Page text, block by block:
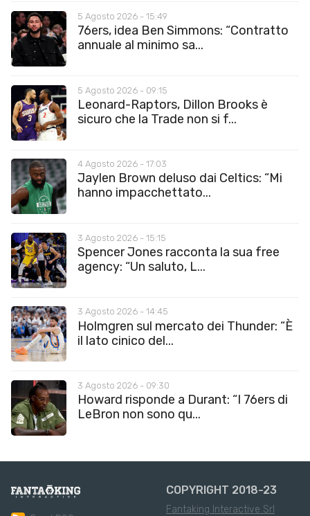
5 Agosto 2026 - 15:49
76ers, idea Ben Simmons: “Contratto
annuale al minimo sa...
5 Agosto 2026 - 09:15
Leonard-Raptors, Dillon Brooks è
sicuro che la Trade non si f...
4 Agosto 2026 - 17:03
Jaylen Brown deluso dai Celtics: “Mi
hanno impacchettato...
3 Agosto 2026 - 15:15
Spencer Jones racconta la sua free
agency: “Un saluto, L...
3 Agosto 2026 - 14:45
Holmgren sul mercato dei Thunder: “È
il lato cinico del...
3 Agosto 2026 - 09:30
Howard risponde a Durant: “I 76ers di
LeBron non sono qu...
COPYRIGHT 2018-23
Fantaking Interactive Srl